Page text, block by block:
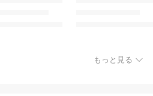
もっと見る